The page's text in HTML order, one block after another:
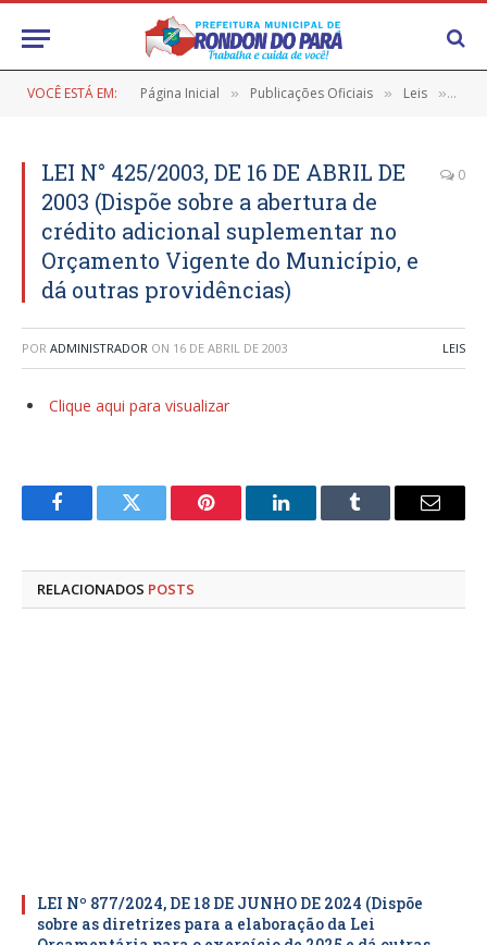
VOCÊ ESTÁ EM: Página Inicial » Publicações Oficiais » Leis »
LEI N° 425/2003, DE 16 DE ABRIL DE
2003 (Dispõe sobre a abertura de
crédito adicional suplementar no
Orçamento Vigente do Município, e
dá outras providências)
0
POR ADMINISTRADOR ON 16 DE ABRIL DE 2003 LEIS
Clique aqui para visualizar
FacebookTwitter Pinterest LinkedInTumblr
E-
RELACIONADOS POSTS
LEI Nº 877/2024, DE 18 DE JUNHO DE 2024 (Dispõe
sobre as diretrizes para a elaboração da Lei